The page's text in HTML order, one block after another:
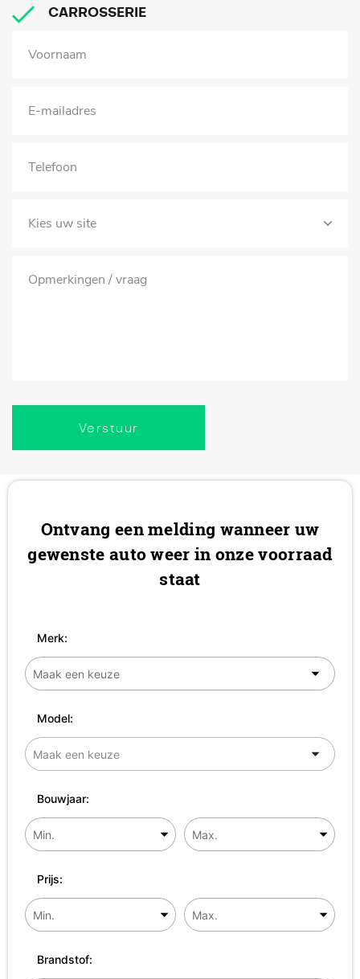
CARROSSERIE
Verstuur
Ontvang een melding wanneer uw
gewenste auto weer in onze voorraad
staat
Merk:
Model:
Bouwjaar:
Prijs:
Brandstof: